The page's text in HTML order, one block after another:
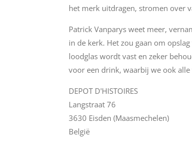
het merk uitdragen, stromen over
Patrick Vanparys weet meer,
in de kerk. Het zou gaan om
loodglas wordt vast en zeker
voor een drink, waarbij we ook
DEPOT D'HISTOIRES
Langstraat 76
3630 Eisden (Maasmechelen)
België